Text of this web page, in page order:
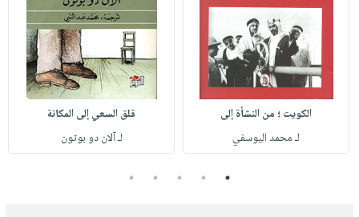
الكويت ؛ من النشأة إلى
لـ محمد اليوسفي
قلق السعي إلى المكانة
لـ آلان دو بوتون
1
2
3
4
5